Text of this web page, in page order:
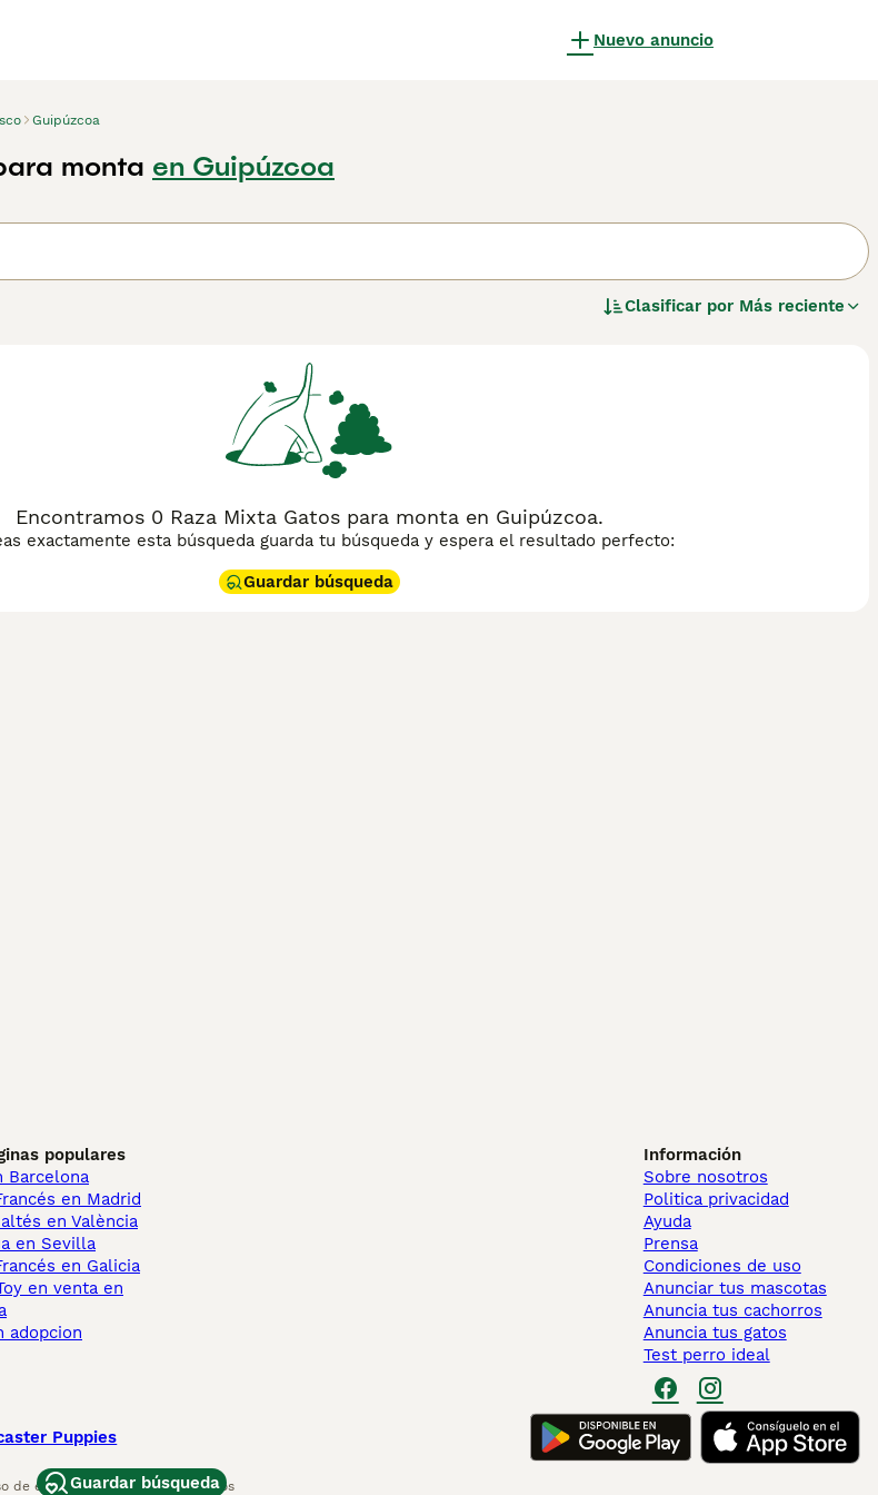
Nuevo anuncio
Guipúzcoa
monta en Guipúzcoa
Clasificar por Más reciente
Encontramos 0 Raza Mixta Gatos para monta en Guipúzcoa.
exactamente esta búsqueda guarda tu búsqueda y espera el resultado perfecto:
Guardar búsqueda
Guardar búsqueda
populares
Barcelona
en Madrid
en València
en Sevilla
en Galicia
en venta en
adopcion
Información
Sobre nosotros
Politica privacidad
Ayuda
Prensa
Condiciones de uso
Anunciar tus mascotas
Anuncia tus cachorros
Anuncia tus gatos
Test perro ideal
Puppies
de este sitio web y otros servicios